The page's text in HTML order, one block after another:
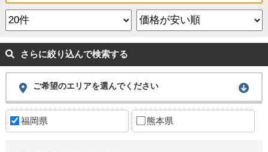
さらに絞り込んで検索する
ご希望のエリアを選んでください
福岡県 熊本県